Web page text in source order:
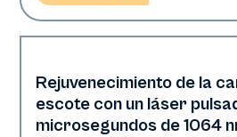
Rejuvenecimiento
Rejuvenecimiento de la
escote con un láser
microsegundos de 1064